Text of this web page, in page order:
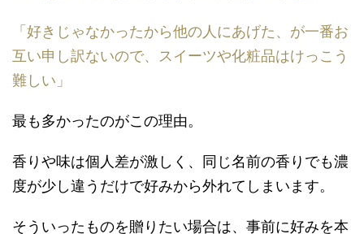
「好きじゃなかったから他の人にあげた、が一番お
互い申し訳ないので、スイーツや化粧品はけっこう
難しい」
最も多かったのがこの理由。
香りや味は個人差が激しく、同じ名前の香りでも濃
度が少し違うだけで好みから外れてしまいます。
そういったものを贈りたい場合は、事前に好みを本